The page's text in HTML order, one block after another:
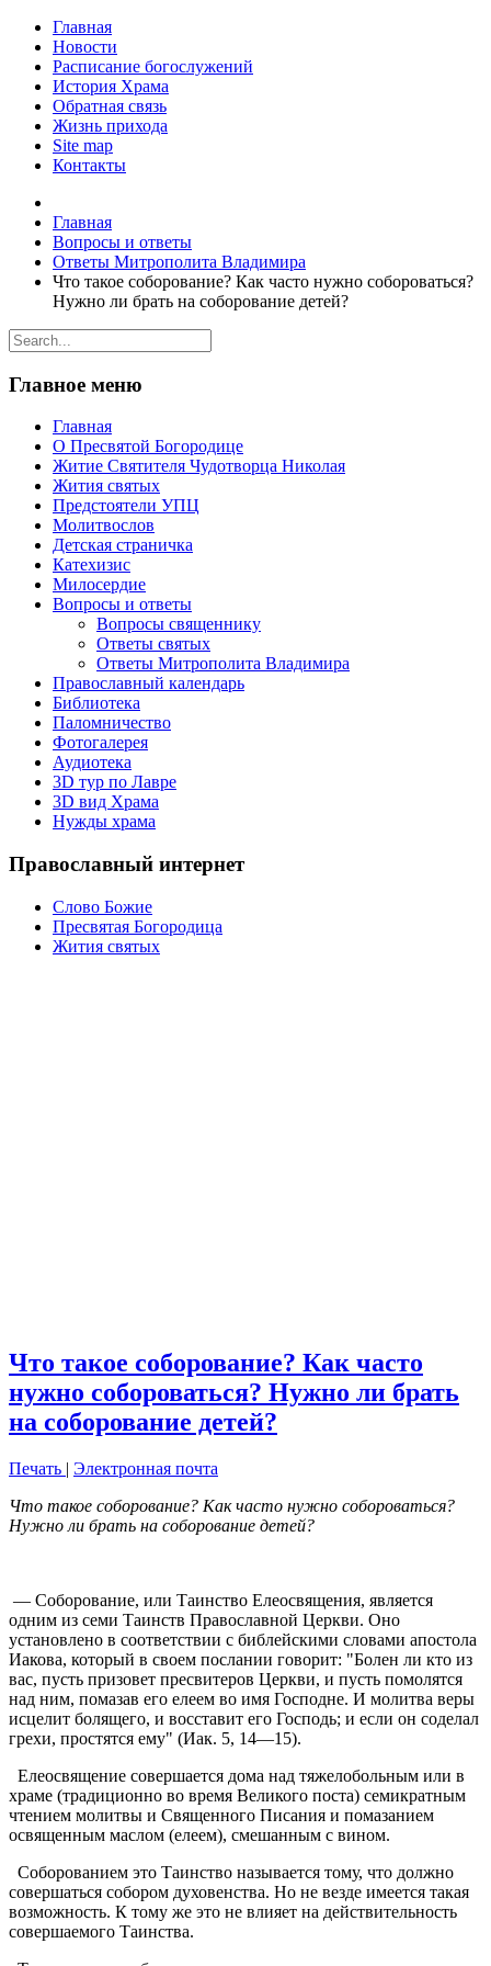
Главная
Новости
Расписание богослужений
История Храма
Обратная связь
Жизнь прихода
Site map
Контакты
Главная
Вопросы и ответы
Ответы Митрополита Владимира
Что такое соборование? Как часто нужно собороваться?
Нужно ли брать на соборование детей?
Главное меню
Главная
О Пресвятой Богородице
Житие Святителя Чудотворца Николая
Жития святых
Предстоятели УПЦ
Молитвослов
Детская страничка
Катехизис
Милосердие
Вопросы и ответы
Вопросы священнику
Ответы святых
Ответы Митрополита Владимира
Православный календарь
Библиотека
Паломничество
Фотогалерея
Аудиотека
3D тур по Лавре
3D вид Храма
Нужды храма
Православный интернет
Слово Божие
Пресвятая Богородица
Жития святых
Что такое соборование? Как часто
нужно собороваться? Нужно ли брать
на соборование детей?
Печать | Электронная почта
Что такое соборование? Как часто нужно собороваться?
Нужно ли брать на соборование детей?
— Соборование, или Таинство Елеосвящения, является
одним из семи Таинств Православной Церкви. Оно
установлено в соответствии с библейскими словами апостола
Иакова, который в своем послании говорит: "Болен ли кто из
вас, пусть призовет пресвитеров Церкви, и пусть помолятся
над ним, помазав его елеем во имя Господне. И молитва веры
исцелит болящего, и восставит его Господь; и если он соделал
грехи, простятся ему" (Иак. 5, 14—15).
Елеосвящение совершается дома над тяжелобольным или в
храме (традиционно во время Великого поста) семикратным
чтением молитвы и Священного Писания и помазанием
освященным маслом (елеем), смешанным с вином.
Соборованием это Таинство называется тому, что должно
совершаться собором духовенства. Но не везде имеется такая
возможность. К тому же это не влияет на действительность
совершаемого Таинства.